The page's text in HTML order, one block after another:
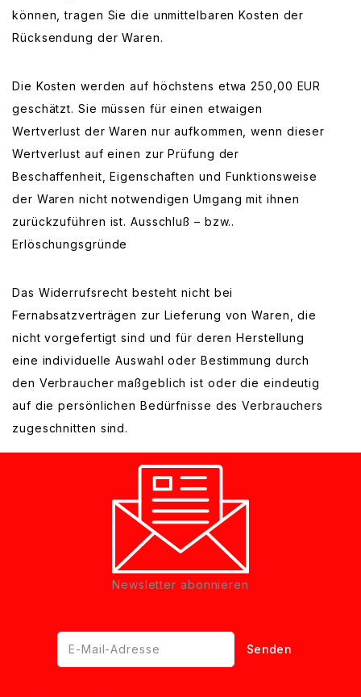
können, tragen Sie die unmittelbaren Kosten der
Rücksendung der Waren.
Die Kosten werden auf höchstens etwa 250,00 EUR
geschätzt. Sie müssen für einen etwaigen
Wertverlust der Waren nur aufkommen, wenn dieser
Wertverlust auf einen zur Prüfung der
Beschaffenheit, Eigenschaften und Funktionsweise
der Waren nicht notwendigen Umgang mit ihnen
zurückzuführen ist. Ausschluß – bzw..
Erlöschungsgründe
Das Widerrufsrecht besteht nicht bei
Fernabsatzverträgen zur Lieferung von Waren, die
nicht vorgefertigt sind und für deren Herstellung
eine individuelle Auswahl oder Bestimmung durch
den Verbraucher maßgeblich ist oder die eindeutig
auf die persönlichen Bedürfnisse des Verbrauchers
zugeschnitten sind.
Newsletter abonnieren